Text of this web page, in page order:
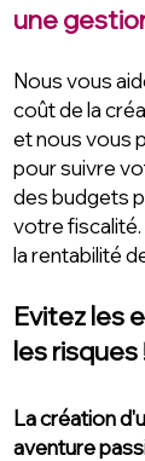
une
Nous vous
coût de la
et nous vous
pour suivre
des budgets
votre
la rentabilité
Evitez les
les risques
La création
aventure